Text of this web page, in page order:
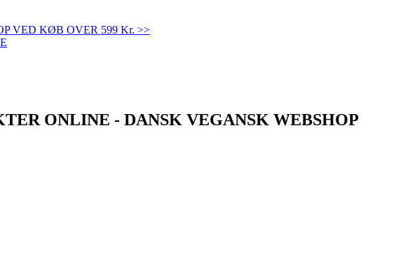
VED KØB OVER 599 Kr. >>
ONLINE - DANSK VEGANSK WEBSHOP